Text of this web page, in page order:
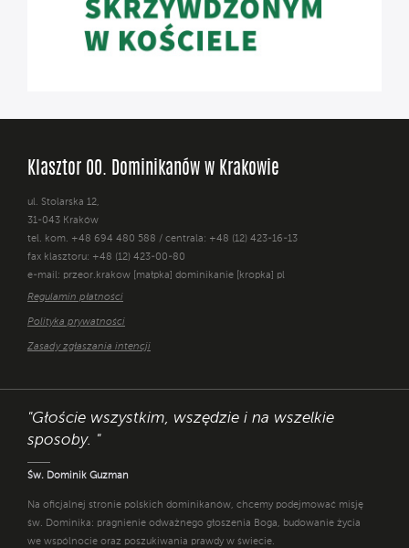
Klasztor OO. Dominikanów w Krakowie
ul. Stolarska 12,
31-043 Kraków
tel. kom. +48 694 480 588 / centrala: +48 (12) 423-16-13
fax klasztoru: +48 (12) 423-00-80
e-mail: przeor.krakow [małpka] dominikanie [kropka] pl
Regulamin płatności
Polityka prywatności
Zasady zgłaszania intencji
"Głoście wszystkim, wszędzie i na wszelkie
sposoby. "
Św. Dominik Guzman
Na oficjalnej stronie polskich dominikanów, chcemy podejmować misję
św. Dominika: pragnienie odważnego głoszenia Boga, budowanie życia
we wspólnocie oraz poszukiwania prawdy w świecie.